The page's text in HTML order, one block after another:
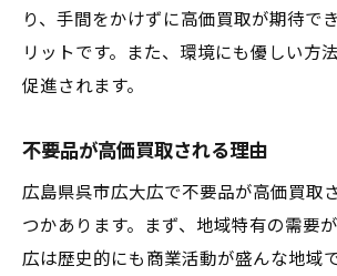
広島県呉市広大広の経済背景
地域住民のニーズを把握する
ターゲット市場の特定方法
広島県呉市広大広での市場リ
地域特有の流行商品を見極め
り、手間をかけずに高価買取が期待で
リットです。また、環境にも優しい方
促進されます。
不要品が高価買取される理由
広島県呉市広大広で不要品が高価買取
つかあります。まず、地域特有の需要
広は歴史的にも商業活動が盛んな地域